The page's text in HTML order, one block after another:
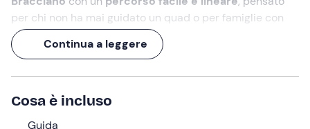
per chi non ha mai guidato un quad o per famiglie con
bambini.
Tra natura, salite panoramiche e strade bianche senza
ostacoli, vivrai l’emozione dellaguida off-road in tutta
tranquillità
Cosa faremo
Continua a leggere
Cosa è incluso
Guida